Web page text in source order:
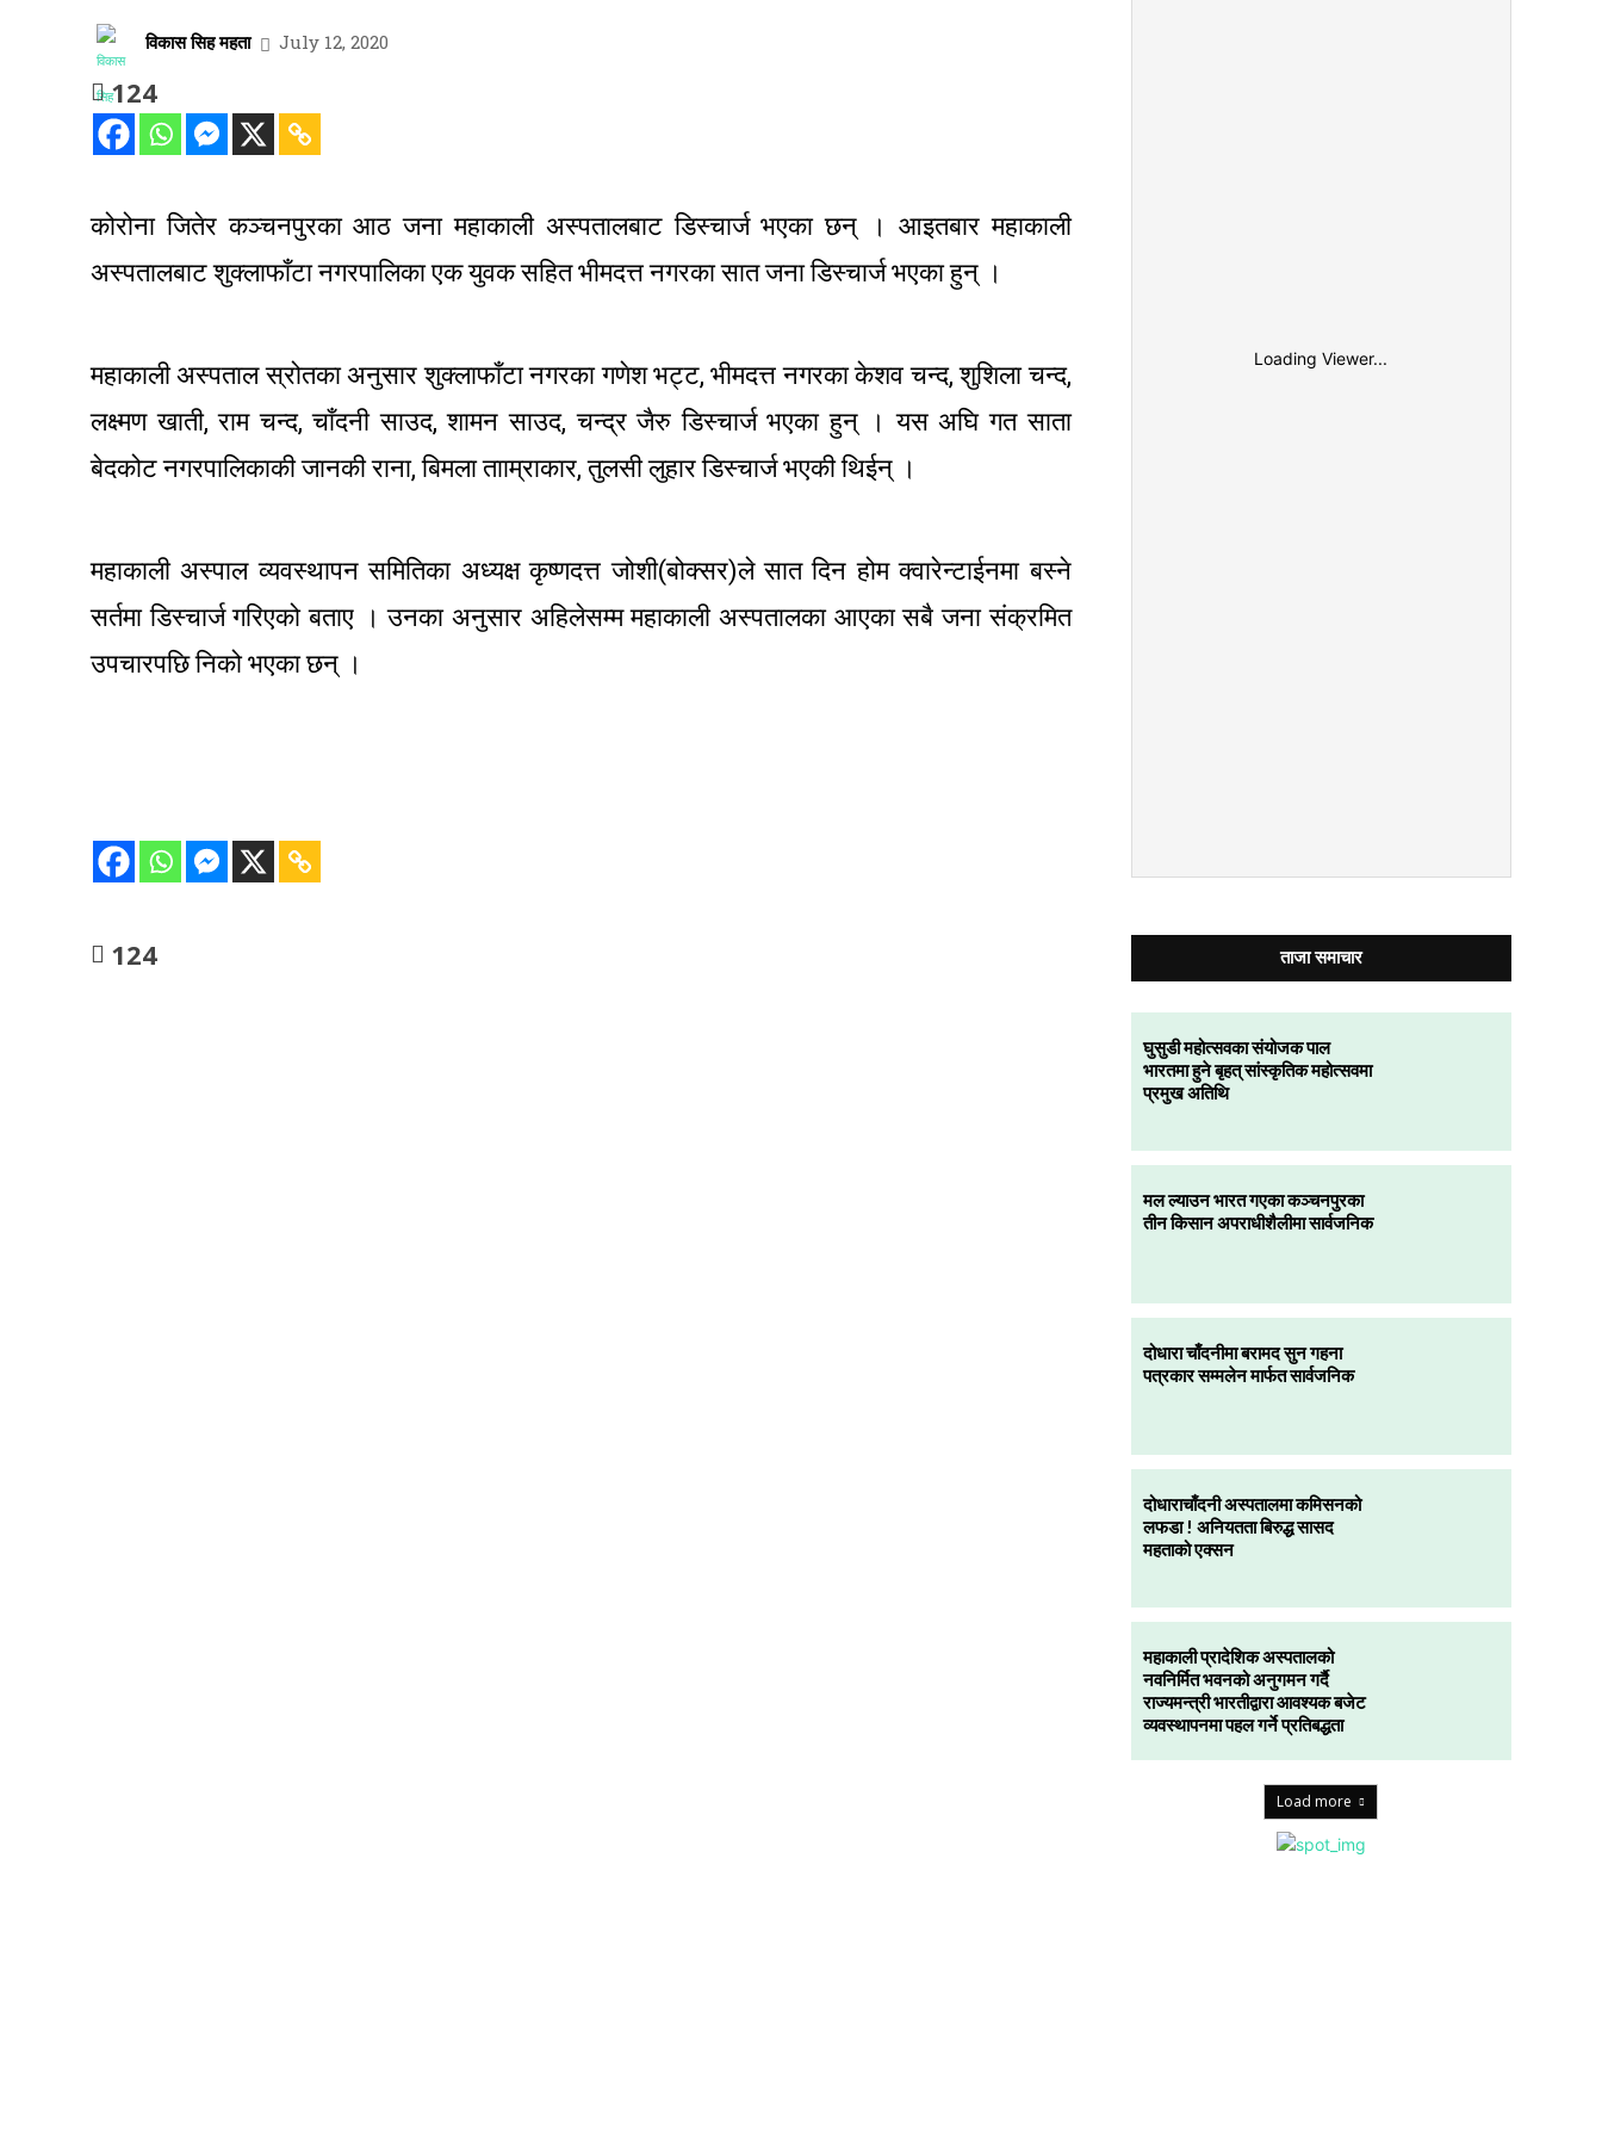
विकास सिह महता July 12, 2020
124
कोरोना जितेर कञ्चनपुरका आठ जना महाकाली अस्पतालबाट डिस्चार्ज भएका छन् । आइतबार महाकाली
अस्पतालबाट शुक्लाफाँटा नगरपालिका एक युवक सहित भीमदत्त नगरका सात जना डिस्चार्ज भएका हुन् ।
महाकाली अस्पताल स्रोतका अनुसार शुक्लाफाँटा नगरका गणेश भट्ट, भीमदत्त नगरका केशव चन्द, शुशिला चन्द,
लक्ष्मण खाती, राम चन्द, चाँदनी साउद, शामन साउद, चन्द्र जैरु डिस्चार्ज भएका हुन् । यस अघि गत साता
बेदकोट नगरपालिकाकी जानकी राना, बिमला तााम्राकार, तुलसी लुहार डिस्चार्ज भएकी थिईन् ।
महाकाली अस्पाल व्यवस्थापन समितिका अध्यक्ष कृष्णदत्त जोशी(बोक्सर)ले सात दिन होम क्वारेन्टाईनमा बस्ने
सर्तमा डिस्चार्ज गरिएको बताए । उनका अनुसार अहिलेसम्म महाकाली अस्पतालका आएका सबै जना संक्रमित
उपचारपछि निको भएका छन् ।
124
Loading Viewer...
ताजा समाचार
घुसुडी महोत्सवका संयोजक पाल
भारतमा हुने बृहत् सांस्कृतिक महोत्सवमा
प्रमुख अतिथि
मल ल्याउन भारत गएका कञ्चनपुरका
तीन किसान अपराधीशैलीमा सार्वजनिक
दोधारा चाँदनीमा बरामद सुन गहना
पत्रकार सम्मलेन मार्फत सार्वजनिक
दोधाराचाँदनी अस्पतालमा कमिसनको
लफडा ! अनियतता बिरुद्ध सासद
महताको एक्सन
महाकाली प्रादेशिक अस्पतालको
नवनिर्मित भवनको अनुगमन गर्दै
राज्यमन्त्री भारतीद्वारा आवश्यक बजेट
व्यवस्थापनमा पहल गर्ने प्रतिबद्धता
Load more